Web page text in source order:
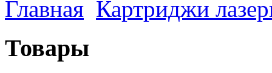
Главная Картриджи
Товары